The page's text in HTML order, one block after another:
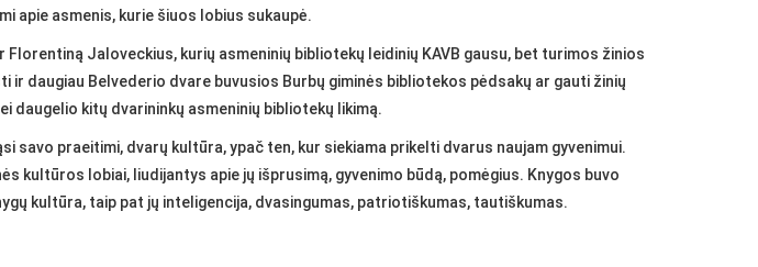
apie asmenis, kurie šiuos lobius sukaupė.
Jaloveckius, kurių asmeninių bibliotekų leidinių KAVB gausu, bet turimos žinios
daugiau Belvederio dvare buvusios Burbų giminės bibliotekos pėdsakų ar gauti žinių
daugelio kitų dvarininkų asmeninių bibliotekų likimą.
praeitimi, dvarų kultūra, ypač ten, kur siekiama prikelti dvarus naujam gyvenimui.
kultūros lobiai, liudijantys apie jų išprusimą, gyvenimo būdą, pomėgius. Knygos buvo
kultūra, taip pat jų inteligencija, dvasingumas, patriotiškumas, tautiškumas.